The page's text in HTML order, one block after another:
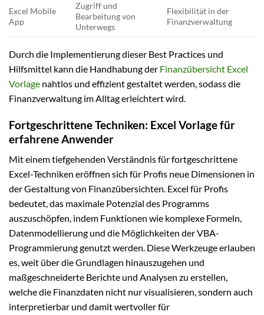
Excel Mobile
App
Zugriff und
Bearbeitung von
Unterwegs
Flexibilität in der
Finanzverwaltung
Durch die Implementierung dieser Best Practices und
Hilfsmittel kann die Handhabung der Finanzübersicht Excel
Vorlage nahtlos und effizient gestaltet werden, sodass die
Finanzverwaltung im Alltag erleichtert wird.
Fortgeschrittene Techniken: Excel Vorlage für
erfahrene Anwender
Mit einem tiefgehenden Verständnis für fortgeschrittene
Excel-Techniken eröffnen sich für Profis neue Dimensionen in
der Gestaltung von Finanzübersichten. Excel für Profis
bedeutet, das maximale Potenzial des Programms
auszuschöpfen, indem Funktionen wie komplexe Formeln,
Datenmodellierung und die Möglichkeiten der VBA-
Programmierung genutzt werden. Diese Werkzeuge erlauben
es, weit über die Grundlagen hinauszugehen und
maßgeschneiderte Berichte und Analysen zu erstellen,
welche die Finanzdaten nicht nur visualisieren, sondern auch
interpretierbar und damit wertvoller für